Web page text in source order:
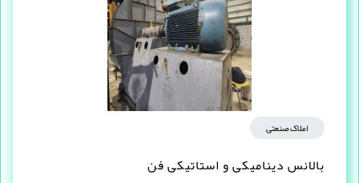
املاک صنعتی
بالانس دینامیکی و استاتیکی فن